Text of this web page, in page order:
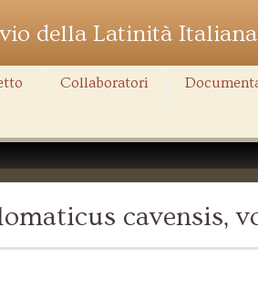
della Latinità
Collaboratori
cavensis,